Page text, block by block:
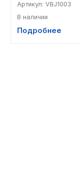
Артикул:VBJ1003
В наличии
Подробнее